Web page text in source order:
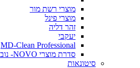
מוצרי רשת מור
מוצרי פינל
זהר דליה
יעקבי
MD-Clean Professional
סדרת מוצרי NOVO- נובו- ללא פרבנים
סיטונאות